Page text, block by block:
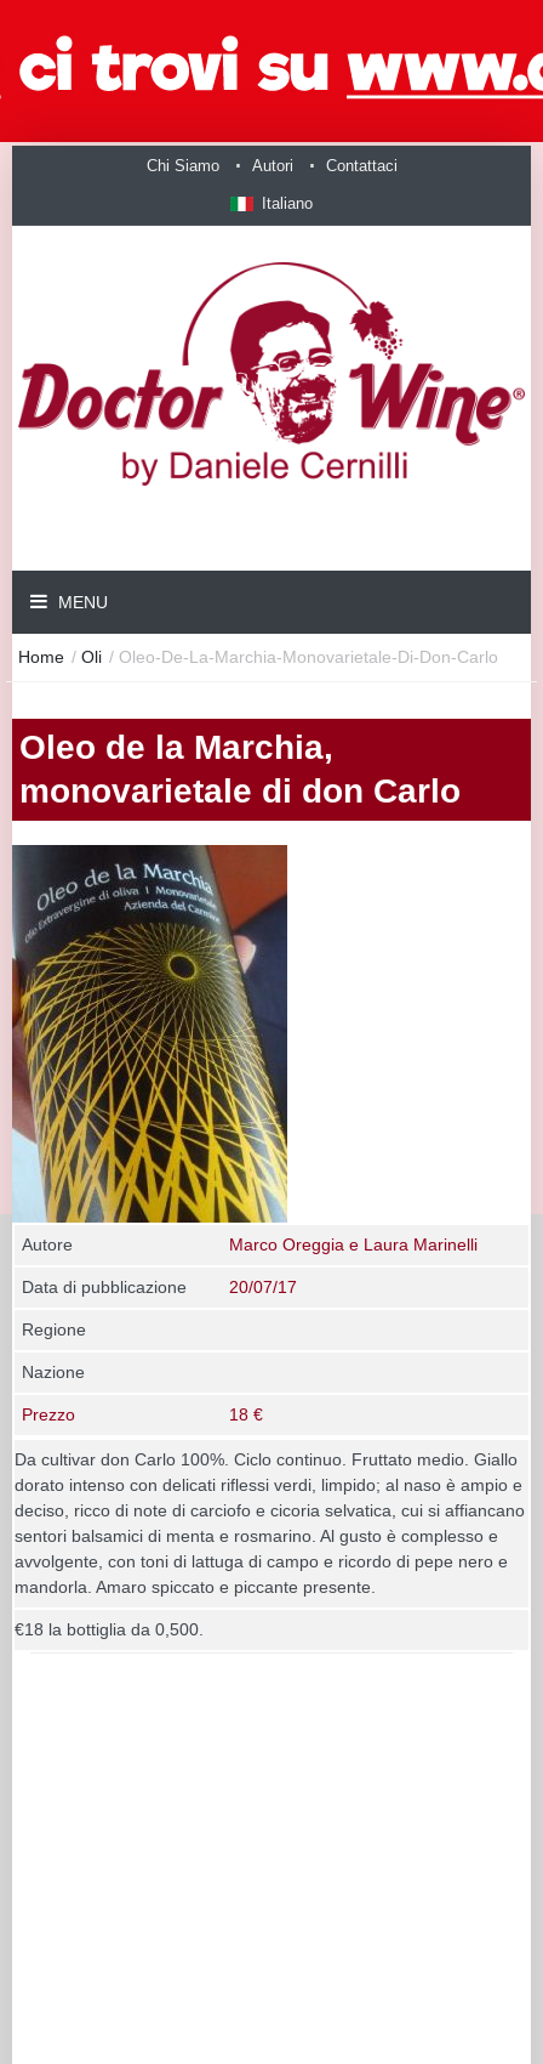
Chi Siamo Autori Contattaci
Italiano
MENU
Home / Oli / Oleo-De-La-Marchia-Monovarietale-Di-Don-Carlo
Oleo de la Marchia,
monovarietale di don Carlo
Autore Marco Oreggia e Laura Marinelli
Data di pubblicazione 20/07/17
Regione
Nazione
Prezzo 18 €
Da cultivar don Carlo 100%. Ciclo continuo. Fruttato medio. Giallo
dorato intenso con delicati riflessi verdi, limpido; al naso è ampio e
deciso, ricco di note di carciofo e cicoria selvatica, cui si affiancano
sentori balsamici di menta e rosmarino. Al gusto è complesso e
avvolgente, con toni di lattuga di campo e ricordo di pepe nero e
mandorla. Amaro spiccato e piccante presente.
€18 la bottiglia da 0,500.